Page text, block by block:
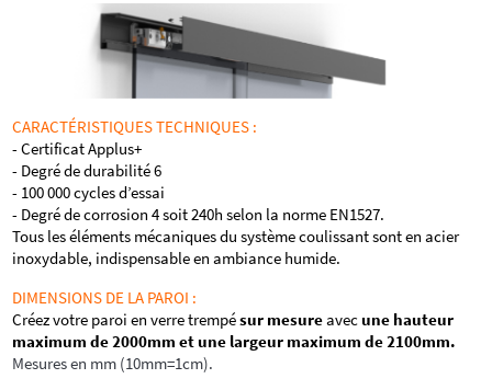
CARACTÉRISTIQUES TECHNIQUES :
- Certificat Applus+
- Degré de durabilité 6
- 100 000 cycles d’essai
- Degré de corrosion 4 soit 240h selon la norme EN1527.
Tous les éléments mécaniques du système coulissant sont en acier
inoxydable, indispensable en ambiance humide.
DIMENSIONS DE LA PAROI :
Créez votre paroi en verre trempésur mesureavecune hauteur
maximum de 2000mm et une largeur maximum de 2100mm.
Mesures en mm (10mm=1cm).